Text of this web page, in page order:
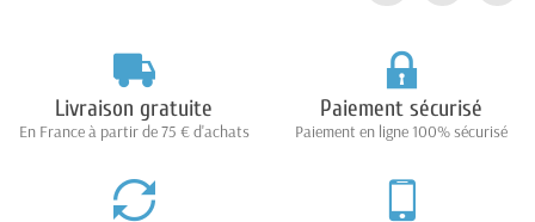
Livraison gratuite
En France à partir de 75 € d'achats
Paiement sécurisé
Paiement en ligne 100% sécurisé